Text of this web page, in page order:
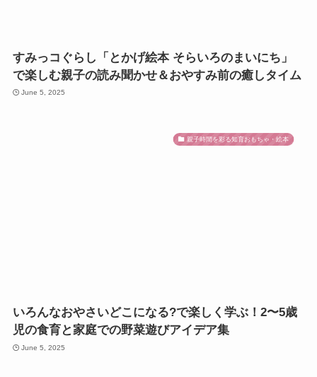
すみっコぐらし「とかげ絵本 そらいろのまいにち」
で楽しむ親子の読み聞かせ＆おやすみ前の癒しタイム
June 5, 2025
親子時間を彩る知育おもちゃ・絵本
いろんなおやさいどこになる?で楽しく学ぶ！2〜5歳
児の食育と家庭での野菜遊びアイデア集
June 5, 2025